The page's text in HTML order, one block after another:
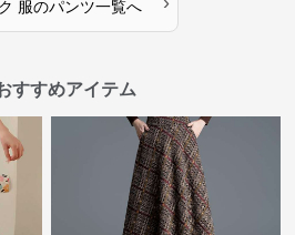
服のパンツ一覧へ
すすめアイテム